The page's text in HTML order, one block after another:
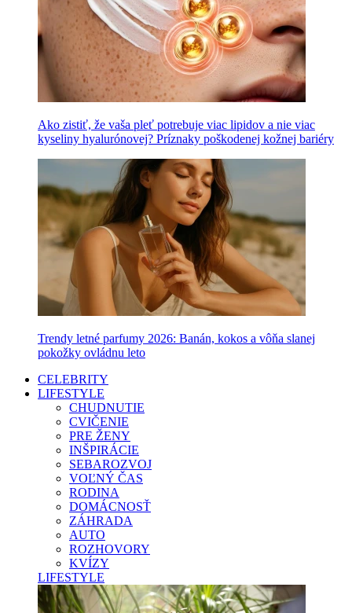
Ako zistiť, že vaša pleť potrebuje viac lipidov a nie viac
kyseliny hyalurónovej? Príznaky poškodenej kožnej bariéry
Trendy letné parfumy 2026: Banán, kokos a vôňa slanej
pokožky ovládnu leto
CELEBRITY
LIFESTYLE
CHUDNUTIE
CVIČENIE
PRE ŽENY
INŠPIRÁCIE
SEBAROZVOJ
VOĽNÝ ČAS
RODINA
DOMÁCNOSŤ
ZÁHRADA
AUTO
ROZHOVORY
KVÍZY
LIFESTYLE